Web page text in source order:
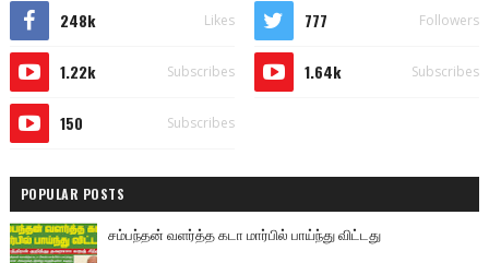
248k Likes 777 Followers
1.22k Subscribes 1.64k Subscribes
150 Subscribes
POPULAR POSTS
சம்பந்தன் வளர்த்த கடா மார்பில் பாய்ந்து விட்டது